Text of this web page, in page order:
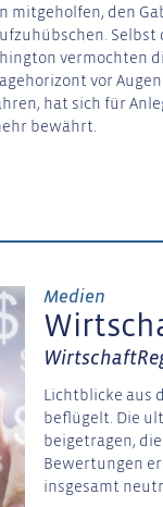
mitgeholfen, den
Selbst
vermochten
vor
hat sich für
bewährt.
Medien
Lichtblicke aus
beflügelt. Die
beigetragen,
Bewertungen
insgesamt